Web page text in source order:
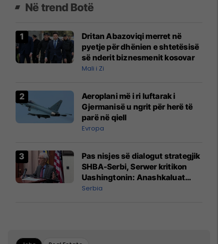
Në trend Botë
Dritan Abazoviqi merret në
pyetje për dhënien e shtetësisë
së nderit biznesmenit kosovar
Mali i Zi
Aeroplani më i ri luftarak i
Gjermanisë u ngrit për herë të
parë në qiell
Evropa
Pas nisjes së dialogut strategjik
SHBA-Serbi, Serwer kritikon
Uashingtonin: Anashkaluat
Banjskën, sulmin ndaj KFOR-it
Serbia